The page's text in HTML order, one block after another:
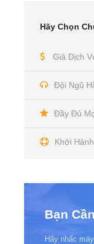
Hãy Chọn
Giá Dịch
Đội Ngũ
Đầy Đủ
Khởi
Bạn
Hãy nhấc